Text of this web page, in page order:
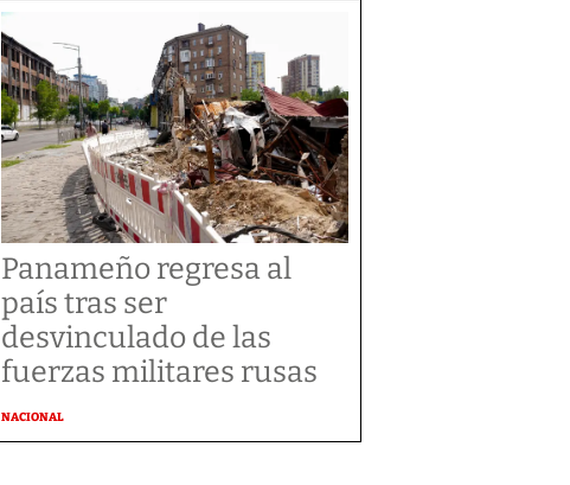
Panameño regresa al
país tras ser
desvinculado de las
fuerzas militares rusas
NACIONAL